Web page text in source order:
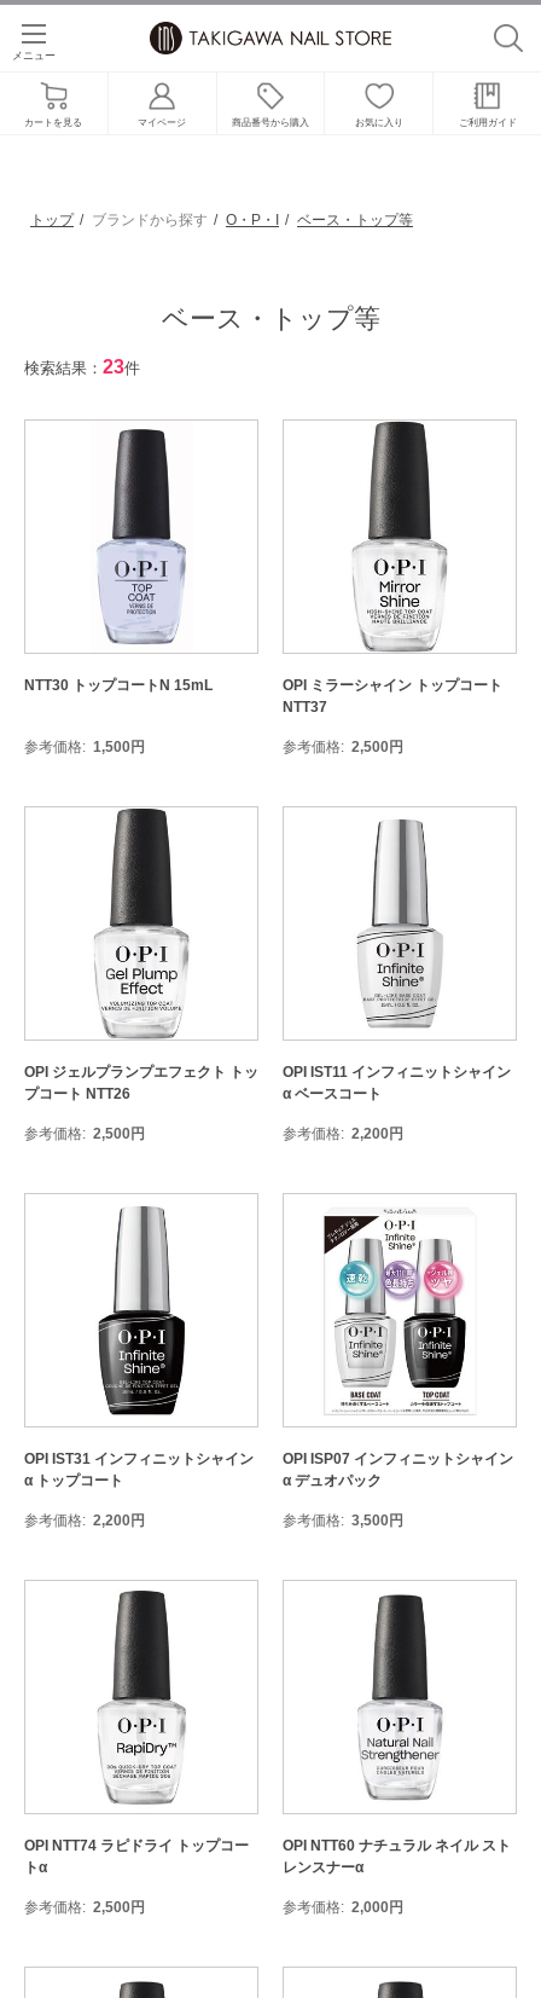
カートを見る マイページ 商品番号から購入 お気に入り ご利用ガイド
メニュー
トップ ブランドから探す O・P・I ベース・トップ等
ベース・トップ等
検索結果： 23件
NTT30 トップコートN 15mL
参考価格 1,500円
OPI ミラーシャイン トップコート
NTT37
参考価格 2,500円
OPI ジェルプランプエフェクト トッ
プコート NTT26
参考価格 2,500円
OPI IST11 インフィニットシャイン
α ベースコート
参考価格 2,200円
OPI IST31 インフィニットシャイン
α トップコート
参考価格 2,200円
OPI ISP07 インフィニットシャイン
α デュオパック
参考価格 3,500円
OPI NTT74 ラピドライ トップコー
トα
参考価格 2,500円
OPI NTT60 ナチュラル ネイル スト
レンスナーα
参考価格 2,000円